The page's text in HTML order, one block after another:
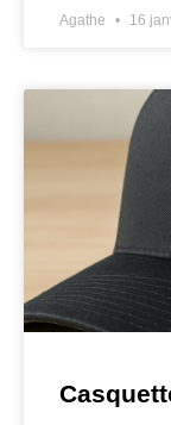
Agathe 16